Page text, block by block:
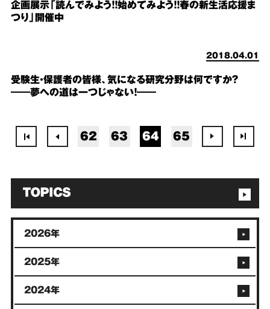
企画展示「読んでみよう！！始めてみよう！！春の新生活応援ま
つり」開催中
2018.04.01
受験生・保護者の皆様、気になる研究分野は何ですか？
――夢への道は一つじゃない！――
62 63 64 65
2026年
2025年
2024年